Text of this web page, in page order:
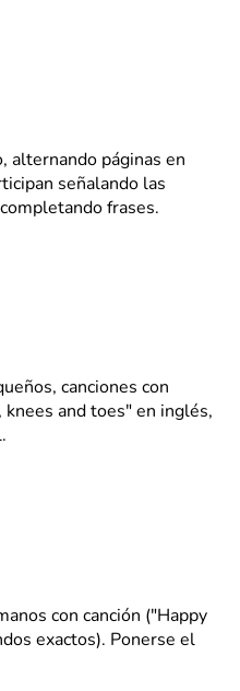
alternando páginas en
señalando las
frases.
canciones con
and toes" en inglés,
con canción ("Happy
exactos). Ponerse el